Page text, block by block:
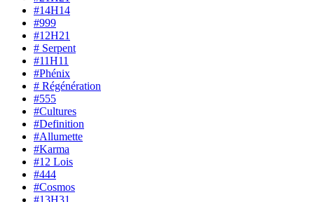
#14H14
#999
#12H21
# Serpent
#11H11
#Phénix
# Régénération
#555
#Cultures
#Definition
#Allumette
#Karma
#12 Lois
#444
#Cosmos
#13H31